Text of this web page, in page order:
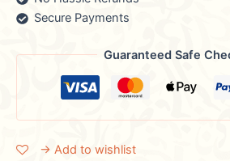
Secure Payments
Guaranteed Safe
→ Add to wishlist